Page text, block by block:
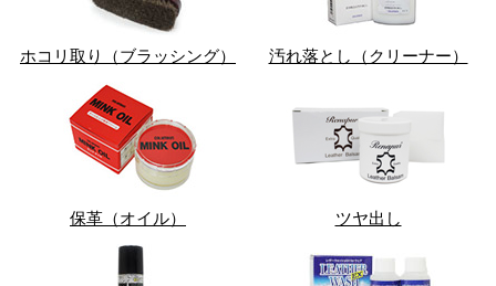
ホコリ取り（ブラッシング） 汚れ落とし（クリーナー）
保革（オイル） ツヤ出し